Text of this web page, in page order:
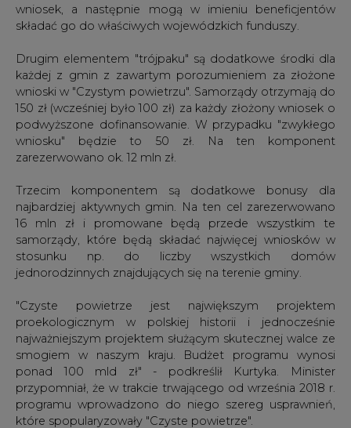
wniosek, a następnie mogą w imieniu beneficjentów
składać go do właściwych wojewódzkich funduszy.
Drugim elementem "trójpaku" są dodatkowe środki dla
każdej z gmin z zawartym porozumieniem za złożone
wnioski w "Czystym powietrzu". Samorządy otrzymają do
150 zł (wcześniej było 100 zł) za każdy złożony wniosek o
podwyższone dofinansowanie. W przypadku "zwykłego
wniosku" będzie to 50 zł. Na ten komponent
zarezerwowano ok. 12 mln zł.
Trzecim komponentem są dodatkowe bonusy dla
najbardziej aktywnych gmin. Na ten cel zarezerwowano
16 mln zł i promowane będą przede wszystkim te
samorządy, które będą składać najwięcej wniosków w
stosunku np. do liczby wszystkich domów
jednorodzinnych znajdujących się na terenie gminy.
"Czyste powietrze jest największym projektem
proekologicznym w polskiej historii i jednocześnie
najważniejszym projektem służącym skutecznej walce ze
smogiem w naszym kraju. Budżet programu wynosi
ponad 100 mld zł" - podkreślił Kurtyka. Minister
przypomniał, że w trakcie trwającego od września 2018 r.
programu wprowadzono do niego szereg usprawnień,
które spopularyzowały "Czyste powietrze".